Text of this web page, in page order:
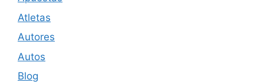
Atletas
Autores
Autos
Blog